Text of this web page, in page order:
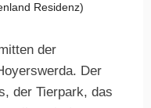
der
Der
der Tierpark, das